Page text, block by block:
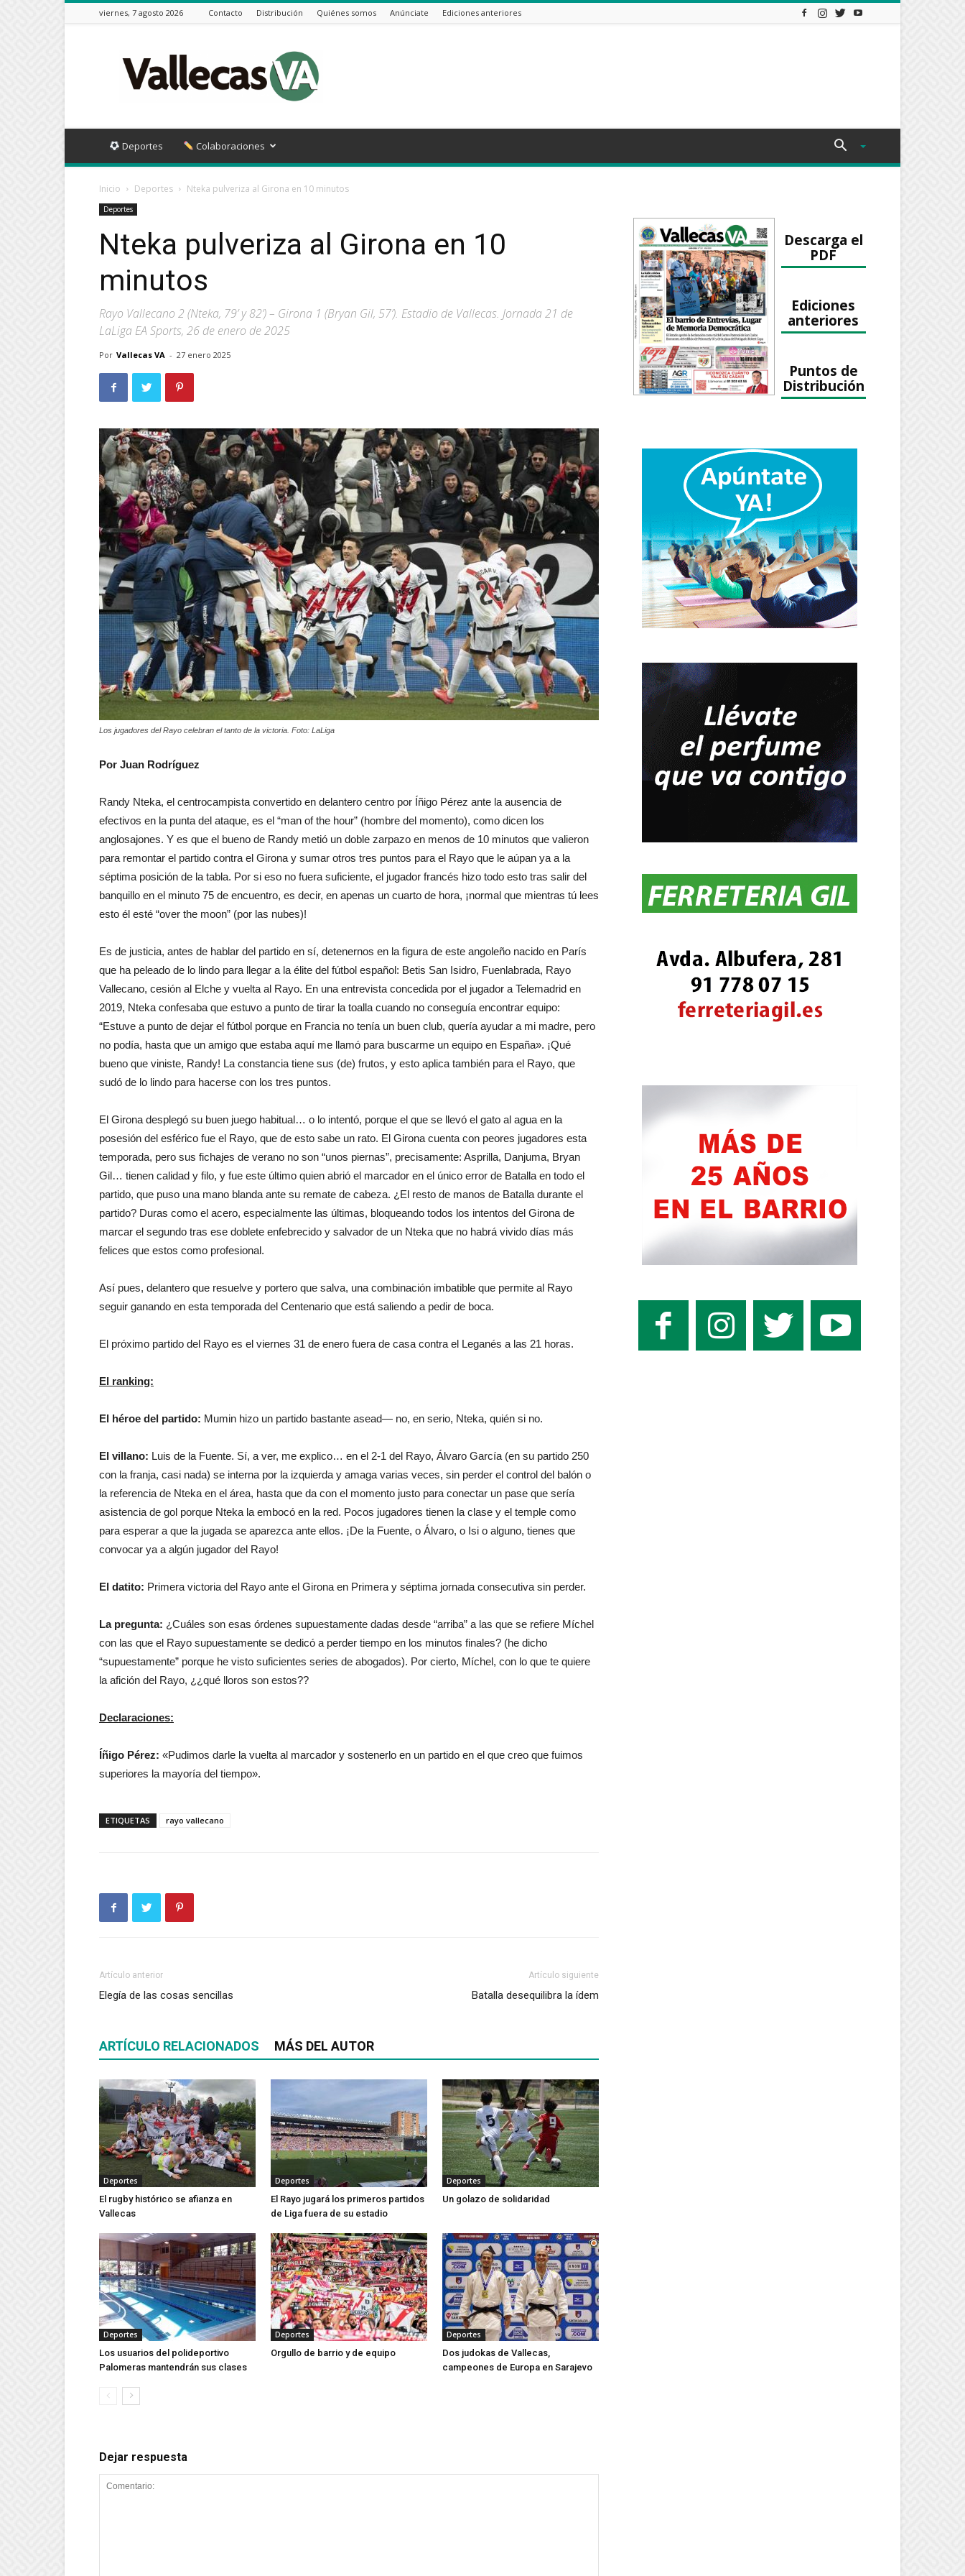
viernes, 7 agosto 2026 Contacto Distribución Quiénes somos Anúnciate Ediciones anteriores
VA
Deportes Colaboraciones
Inicio Deportes Nteka pulveriza al Girona en 10 minutos
Deportes
Nteka pulveriza al Girona en 10
minutos
Rayo Vallecano 2 (Nteka, 79’ y 82’) – Girona 1 (Bryan Gil, 57’). Estadio de Vallecas. Jornada 21 de
LaLiga EA Sports, 26 de enero de 2025
Por Vallecas VA - 27 enero 2025
Los jugadores del Rayo celebran el tanto de la victoria. Foto: LaLiga
Por Juan Rodríguez
Randy Nteka, el centrocampista convertido en delantero centro por Íñigo Pérez ante la ausencia de
efectivos en la punta del ataque, es el “man of the hour” (hombre del momento), como dicen los
anglosajones. Y es que el bueno de Randy metió un doble zarpazo en menos de 10 minutos que valieron
para remontar el partido contra el Girona y sumar otros tres puntos para el Rayo que le aúpan ya a la
séptima posición de la tabla. Por si eso no fuera suficiente, el jugador francés hizo todo esto tras salir del
banquillo en el minuto 75 de encuentro, es decir, en apenas un cuarto de hora, ¡normal que mientras tú lees
esto él esté “over the moon” (por las nubes)!
Es de justicia, antes de hablar del partido en sí, detenernos en la figura de este angoleño nacido en París
que ha peleado de lo lindo para llegar a la élite del fútbol español: Betis San Isidro, Fuenlabrada, Rayo
Vallecano, cesión al Elche y vuelta al Rayo. En una entrevista concedida por el jugador a Telemadrid en
2019, Nteka confesaba que estuvo a punto de tirar la toalla cuando no conseguía encontrar equipo:
“Estuve a punto de dejar el fútbol porque en Francia no tenía un buen club, quería ayudar a mi madre, pero
no podía, hasta que un amigo que estaba aquí me llamó para buscarme un equipo en España». ¡Qué
bueno que viniste, Randy! La constancia tiene sus (de) frutos, y esto aplica también para el Rayo, que
sudó de lo lindo para hacerse con los tres puntos.
El Girona desplegó su buen juego habitual… o lo intentó, porque el que se llevó el gato al agua en la
posesión del esférico fue el Rayo, que de esto sabe un rato. El Girona cuenta con peores jugadores esta
temporada, pero sus fichajes de verano no son “unos piernas”, precisamente: Asprilla, Danjuma, Bryan
Gil… tienen calidad y filo, y fue este último quien abrió el marcador en el único error de Batalla en todo el
partido, que puso una mano blanda ante su remate de cabeza. ¿El resto de manos de Batalla durante el
partido? Duras como el acero, especialmente las últimas, bloqueando todos los intentos del Girona de
marcar el segundo tras ese doblete enfebrecido y salvador de un Nteka que no habrá vivido días más
felices que estos como profesional.
Así pues, delantero que resuelve y portero que salva, una combinación imbatible que permite al Rayo
seguir ganando en esta temporada del Centenario que está saliendo a pedir de boca.
El próximo partido del Rayo es el viernes 31 de enero fuera de casa contra el Leganés a las 21 horas.
El ranking:
El héroe del partido: Mumin hizo un partido bastante asead— no, en serio, Nteka, quién si no.
El villano: Luis de la Fuente. Sí, a ver, me explico… en el 2-1 del Rayo, Álvaro García (en su partido 250
con la franja, casi nada) se interna por la izquierda y amaga varias veces, sin perder el control del balón o
la referencia de Nteka en el área, hasta que da con el momento justo para conectar un pase que sería
asistencia de gol porque Nteka la embocó en la red. Pocos jugadores tienen la clase y el temple como
para esperar a que la jugada se aparezca ante ellos. ¡De la Fuente, o Álvaro, o Isi o alguno, tienes que
convocar ya a algún jugador del Rayo!
El datito: Primera victoria del Rayo ante el Girona en Primera y séptima jornada consecutiva sin perder.
La pregunta: ¿Cuáles son esas órdenes supuestamente dadas desde “arriba” a las que se refiere Míchel
con las que el Rayo supuestamente se dedicó a perder tiempo en los minutos finales? (he dicho
“supuestamente” porque he visto suficientes series de abogados). Por cierto, Míchel, con lo que te quiere
la afición del Rayo, ¿¿qué lloros son estos??
Declaraciones:
Íñigo Pérez: «Pudimos darle la vuelta al marcador y sostenerlo en un partido en el que creo que fuimos
superiores la mayoría del tiempo».
ETIQUETAS rayo vallecano
Artículo anterior
Elegía de las cosas sencillas
Artículo siguiente
Batalla desequilibra la ídem
ARTÍCULO RELACIONADOS MÁS DEL AUTOR
Deportes
El rugby histórico se afianza en
Vallecas
Deportes
El Rayo jugará los primeros partidos
de Liga fuera de su estadio
Deportes
Un golazo de solidaridad
Deportes
Los usuarios del polideportivo
Palomeras mantendrán sus clases
Deportes
Orgullo de barrio y de equipo
Deportes
Dos judokas de Vallecas,
campeones de Europa en Sarajevo
Dejar respuesta
Descarga el
PDF
Ediciones
anteriores
Puntos de
Distribución